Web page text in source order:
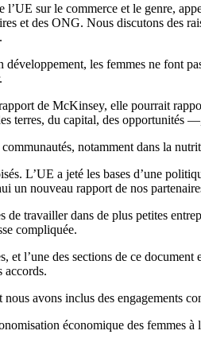
sur le commerce et le genre,
et des ONG. Nous discutons des
les femmes ne font
de McKinsey, elle pourrait
terres, du capital, des opportunités
notamment dans la
L’UE a jeté les bases d’une
un nouveau rapport de nos
travailler dans de plus petites
compliquée.
l’une des sections de ce
accords.
avons inclus des engagements
économique des femmes